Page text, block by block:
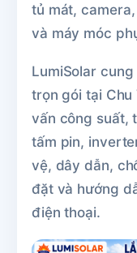
tủ mát,
và máy móc
LumiSolar
trọn gói tại Chu
vấn công suất,
tấm pin,
vệ, dây dẫn,
đặt và hướng
điện thoại.